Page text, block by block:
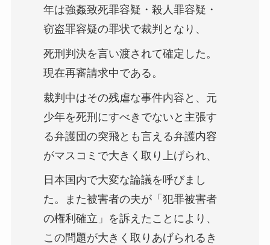
年は強姦致死罪容疑・殺人罪容疑・
窃盗罪容疑の罪状で裁判となり、
死刑判決を言い渡されて確定した。
現在再審請求中である。
裁判中はその残虐な事件内容と、元
少年を死刑にすべきでないと主張す
る弁護団の突飛とも言える弁護内容
がマスコミで大きく取り上げられ、
日本国内で大変な論議を呼びまし
た。また被害者の夫が「犯罪被害者
の権利確立」を訴えたことにより、
この問題が大きく取りあげられるき